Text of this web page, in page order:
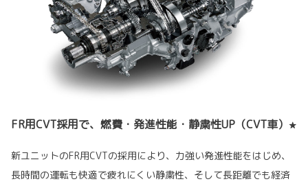
FR用CVT採用で、燃費・発進性能・静粛性UP（CVT車） ★
新ユニットのFR用CVTの採用により、力強い発進性能をはじめ、
長時間の運転も快適で疲れにくい静粛性、そして長距離でも経済